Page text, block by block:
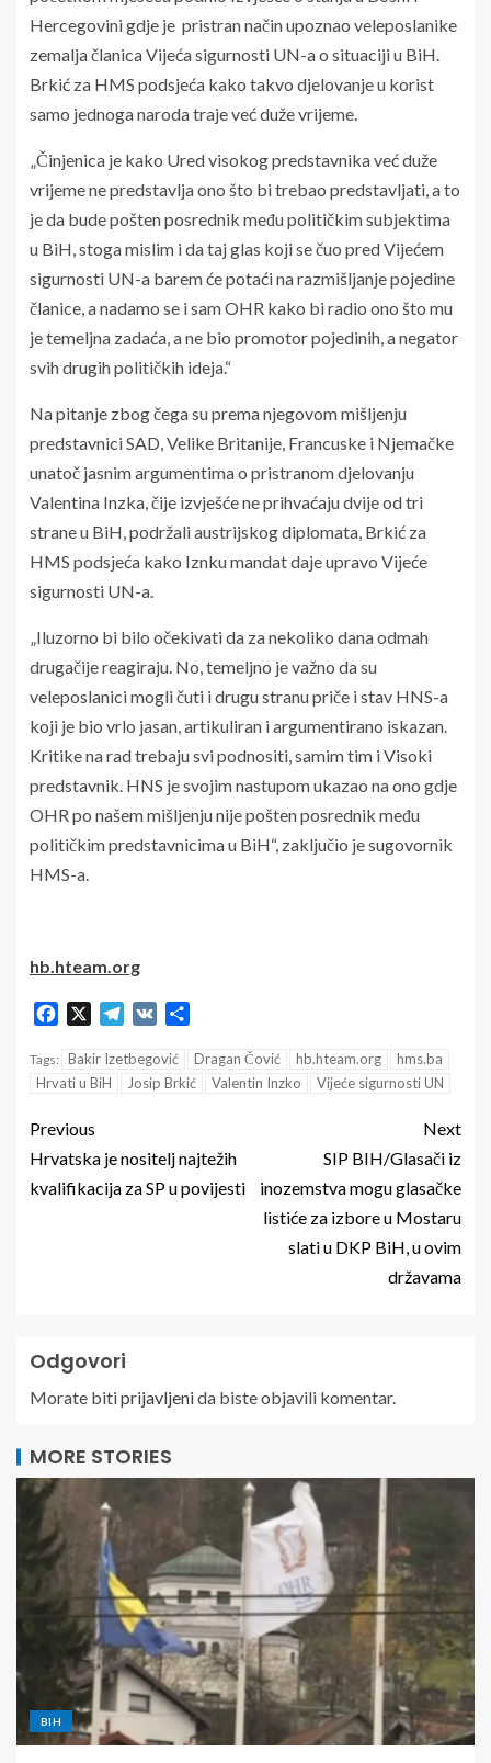
Hercegovini gdje je pristran način upoznao veleposlanike
zemalja članica Vijeća sigurnosti UN-a o situaciji u BiH.
Brkić za HMS podsjeća kako takvo djelovanje u korist
samo jednoga naroda traje već duže vrijeme.
„Činjenica je kako Ured visokog predstavnika već duže
vrijeme ne predstavlja ono što bi trebao predstavljati, a to
je da bude pošten posrednik među političkim subjektima
u BiH, stoga mislim i da taj glas koji se čuo pred Vijećem
sigurnosti UN-a barem će potaći na razmišljanje pojedine
članice, a nadamo se i sam OHR kako bi radio ono što mu
je temeljna zadaća, a ne bio promotor pojedinih, a negator
svih drugih političkih ideja.“
Na pitanje zbog čega su prema njegovom mišljenju
predstavnici SAD, Velike Britanije, Francuske i Njemačke
unatoč jasnim argumentima o pristranom djelovanju
Valentina Inzka, čije izvješće ne prihvaćaju dvije od tri
strane u BiH, podržali austrijskog diplomata, Brkić za
HMS podsjeća kako Iznku mandat daje upravo Vijeće
sigurnosti UN-a.
„Iluzorno bi bilo očekivati da za nekoliko dana odmah
drugačije reagiraju. No, temeljno je važno da su
veleposlanici mogli čuti i drugu stranu priče i stav HNS-a
koji je bio vrlo jasan, artikuliran i argumentirano iskazan.
Kritike na rad trebaju svi podnositi, samim tim i Visoki
predstavnik. HNS je svojim nastupom ukazao na ono gdje
OHR po našem mišljenju nije pošten posrednik među
političkim predstavnicima u BiH“, zaključio je sugovornik
HMS-a.
hb.hteam.org
Facebook Telegram
VK
Tags: Bakir Izetbegović Dragan Čović hb.hteam.org
hms.ba
Hrvati u BiH
Josip Brkić Valentin Inzko Vijeće sigurnosti UN
Previous
Hrvatska je nositelj najtežih
kvalifikacija za SP u povijesti
Next
SIP BIH/Glasači iz
inozemstva mogu glasačke
listiće za izbore u Mostaru
slati u DKP BiH, u ovim
državama
Odgovori
Morate bitiprijavljenida biste objavili komentar.
MORE STORIES
BIH